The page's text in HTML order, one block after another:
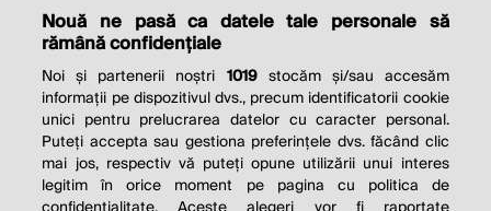
Nouă ne pasă ca datele tale personale să
rămână confidențiale
Noi și partenerii noștri 1019stocăm și/sau accesăm
informații pe dispozitivul dvs., precum identificatorii cookie
unici pentru prelucrarea datelor cu caracter personal.
Puteți accepta sau gestiona preferințele dvs. făcând clic
mai jos, respectiv vă puteți opune utilizării unui interes
legitim în orice moment pe pagina cu politica de